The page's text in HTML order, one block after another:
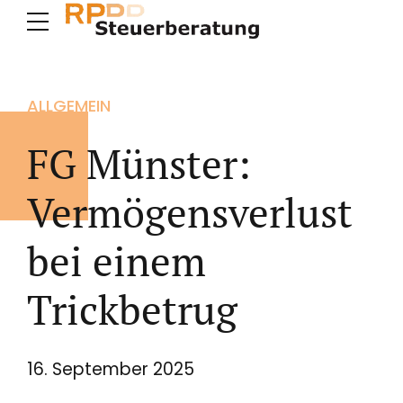
ALLGEMEIN
FG Münster:
Vermögensverlust
bei einem
Trickbetrug
16. September 2025